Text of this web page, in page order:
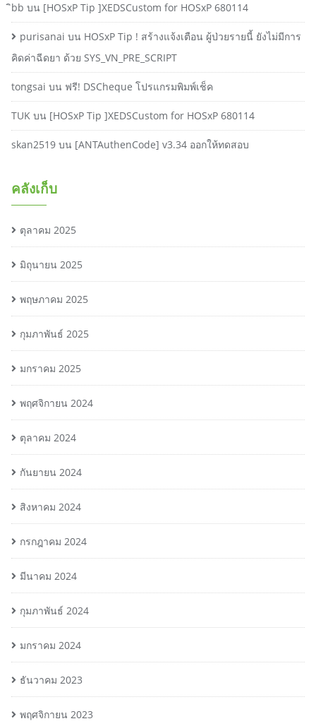
ิbb บน [HOSxP Tip ]XEDSCustom for HOSxP 680114
purisanai บน HOSxP Tip ! สร้างแจ้งเตือน ผู้ป่วยรายนี้ ยังไม่มีการ
คิดค่าฉีดยา ด้วย SYS_VN_PRE_SCRIPT
tongsai บน ฟรี! DSCheque โปรแกรมพิมพ์เช็ค
TUK บน [HOSxP Tip ]XEDSCustom for HOSxP 680114
skan2519 บน [ANTAuthenCode] v3.34 ออกให้ทดสอบ
คลังเก็บ
ตุลาคม 2025
มิถุนายน 2025
พฤษภาคม 2025
กุมภาพันธ์ 2025
มกราคม 2025
พฤศจิกายน 2024
ตุลาคม 2024
กันยายน 2024
สิงหาคม 2024
กรกฎาคม 2024
มีนาคม 2024
กุมภาพันธ์ 2024
มกราคม 2024
ธันวาคม 2023
พฤศจิกายน 2023